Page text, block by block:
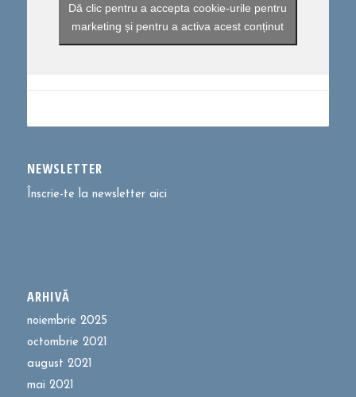
Dă clic pentru a accepta cookie-urile pentru
marketing și pentru a activa acest conținut
NEWSLETTER
Înscrie-te la newsletter aici
ARHIVĂ
noiembrie 2025
octombrie 2021
august 2021
mai 2021